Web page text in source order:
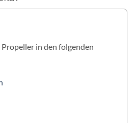
in den folgenden